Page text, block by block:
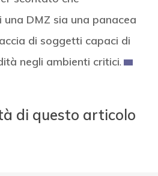
una DMZ sia una panacea
di soggetti capaci di
negli ambienti critici.
di questo articolo